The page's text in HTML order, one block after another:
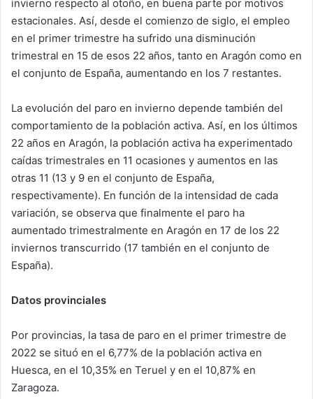
invierno respecto al otoño, en buena parte por motivos
estacionales. Así, desde el comienzo de siglo, el empleo
en el primer trimestre ha sufrido una disminución
trimestral en 15 de esos 22 años, tanto en Aragón como en
el conjunto de España, aumentando en los 7 restantes.
La evolución del paro en invierno depende también del
comportamiento de la población activa. Así, en los últimos
22 años en Aragón, la población activa ha experimentado
caídas trimestrales en 11 ocasiones y aumentos en las
otras 11 (13 y 9 en el conjunto de España,
respectivamente). En función de la intensidad de cada
variación, se observa que finalmente el paro ha
aumentado trimestralmente en Aragón en 17 de los 22
inviernos transcurrido (17 también en el conjunto de
España).
Datos provinciales
Por provincias, la tasa de paro en el primer trimestre de
2022 se situó en el 6,77% de la población activa en
Huesca, en el 10,35% en Teruel y en el 10,87% en
Zaragoza.